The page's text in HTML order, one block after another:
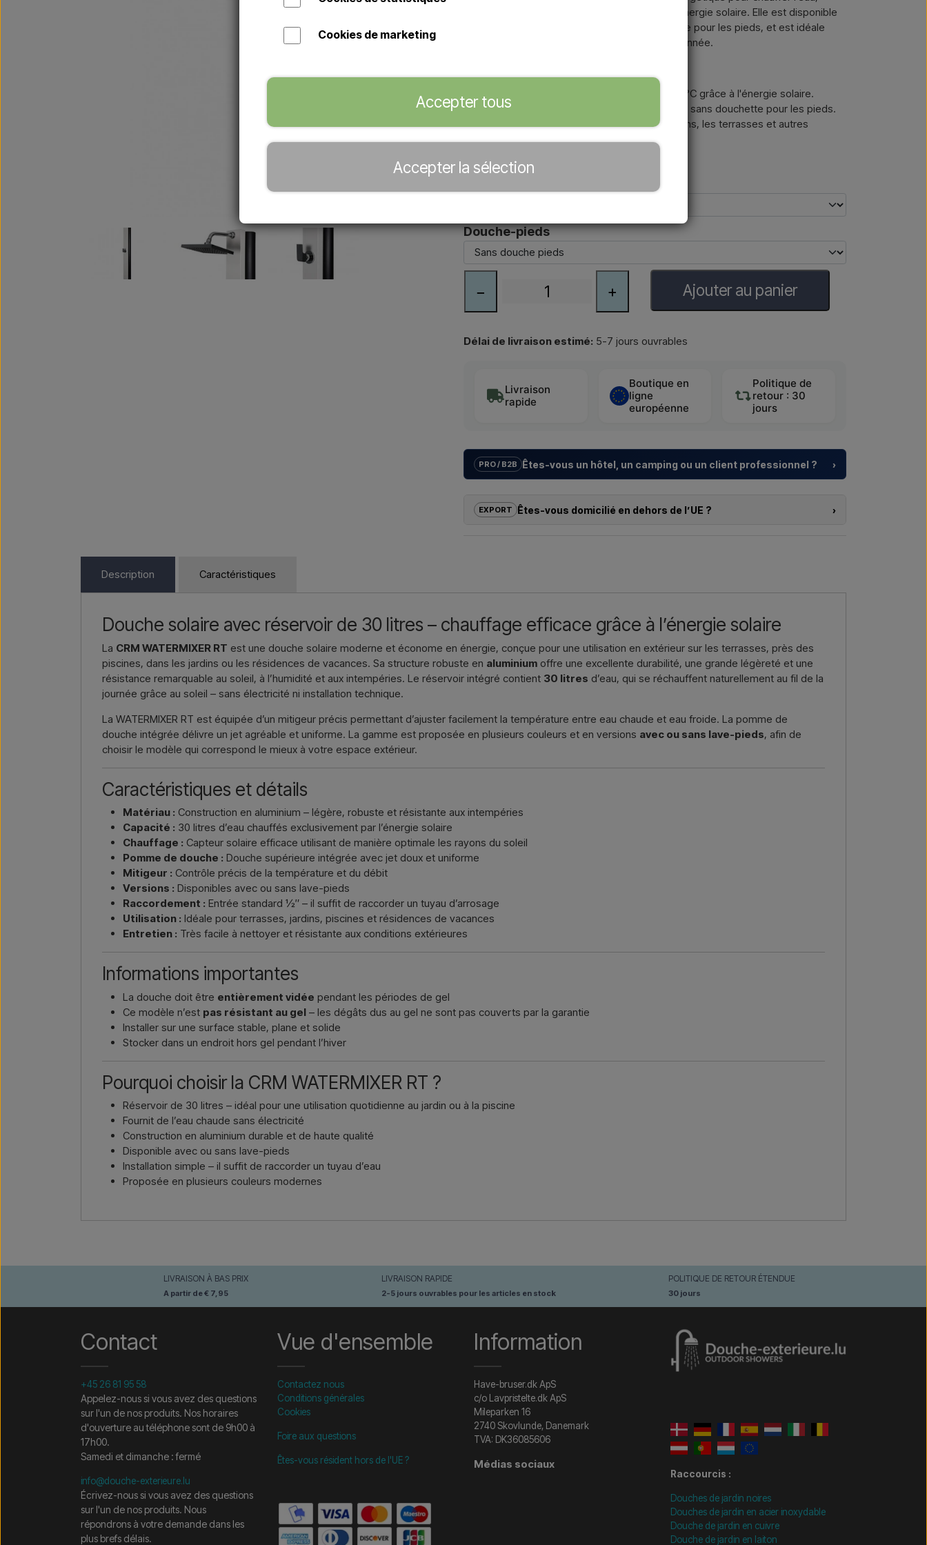
pouvant rapidement atteindre 60 °C grâce à l'énergie solaire. Elle est disponible
en plusieurs couleurs et avec ou sans douchette pour les pieds, et est idéale
pour une utilisation extérieure tout au long de l'année.
Capacité de 30 litres et chauffe jusqu'à 60 °C grâce à l'énergie solaire.
Disponible en plusieurs couleurs et avec ou sans douchette pour les pieds.
Parfaite pour les zones de piscine, les jardins, les terrasses et autres
espaces extérieurs.
Douche-pieds
− + Ajouter au panier
Délai de livraison estimé: 5-7 jours ouvrables
Livraison
rapide
Boutique en
ligne
européenne
Politique de
retour : 30
jours
PRO / B2B Êtes-vous un hôtel, un camping ou un client professionnel ?
›
avec des
la bonne installation.
EXPORT Êtes-vous domicilié en dehors de l’UE ?
›
que les adresses de facturation et de livraison, et vous recevrez une offre.
Nous écrire → Nous appeler →
Description Caractéristiques
Douche solaire avec réservoir de 30 litres – chauffage efficace grâce à l’énergie solaire
La CRM WATERMIXER RT est une douche solaire moderne et économe en énergie, conçue pour une utilisation en extérieur sur les terrasses, près des
piscines, dans les jardins ou les résidences de vacances. Sa structure robuste en aluminium offre une excellente durabilité, une grande légèreté et une
résistance remarquable au soleil, à l’humidité et aux intempéries. Le réservoir intégré contient 30 litres d’eau, qui se réchauffent naturellement au fil de la
journée grâce au soleil – sans électricité ni installation technique.
La WATERMIXER RT est équipée d’un mitigeur précis permettant d’ajuster facilement la température entre eau chaude et eau froide. La pomme de
douche intégrée délivre un jet agréable et uniforme. La gamme est proposée en plusieurs couleurs et en versions avec ou sans lave-pieds, afin de
choisir le modèle qui correspond le mieux à votre espace extérieur.
Caractéristiques et détails
Matériau : Construction en aluminium – légère, robuste et résistante aux intempéries
Capacité : 30 litres d’eau chauffés exclusivement par l’énergie solaire
Chauffage : Capteur solaire efficace utilisant de manière optimale les rayons du soleil
Pomme de douche : Douche supérieure intégrée avec jet doux et uniforme
Mitigeur : Contrôle précis de la température et du débit
Versions : Disponibles avec ou sans lave-pieds
Raccordement : Entrée standard ½″ – il suffit de raccorder un tuyau d’arrosage
Utilisation : Idéale pour terrasses, jardins, piscines et résidences de vacances
Entretien : Très facile à nettoyer et résistante aux conditions extérieures
Informations importantes
La douche doit être entièrement vidée pendant les périodes de gel
Ce modèle n’est pas résistant au gel – les dégâts dus au gel ne sont pas couverts par la garantie
Installer sur une surface stable, plane et solide
Stocker dans un endroit hors gel pendant l’hiver
Pourquoi choisir la CRM WATERMIXER RT ?
Réservoir de 30 litres – idéal pour une utilisation quotidienne au jardin ou à la piscine
Fournit de l’eau chaude sans électricité
Construction en aluminium durable et de haute qualité
Disponible avec ou sans lave-pieds
Installation simple – il suffit de raccorder un tuyau d’eau
Proposée en plusieurs couleurs modernes
LIVRAISON À BAS PRIX
A partir de € 7,95
LIVRAISON RAPIDE
2-5 jours ouvrables pour les articles en stock
POLITIQUE DE RETOUR ÉTENDUE
30 jours
Contact
+45 26 81 95 58
Appelez-nous si vous avez des questions
sur l'un de nos produits. Nos horaires
d'ouverture au téléphone sont de 9h00 à
17h00.
Samedi et dimanche : fermé
info@douche-exterieure.lu
Écrivez-nous si vous avez des questions
sur l'un de nos produits. Nous
répondrons à votre demande dans les
plus brefs délais.
Vue d'ensemble
Contactez nous
Conditions générales
Cookies
Foire aux questions
Êtes-vous résident hors de l'UE ?
Information
Have-bruser.dk ApS
c/o Lavpristelte.dk ApS
Mileparken 16
2740 Skovlunde, Danemark
TVA: DK36085606
Médias sociaux
Raccourcis :
Douches de jardin noires
Douches de jardin en acier inoxydable
Douche de jardin en cuivre
Douche de jardin en laiton
Cookies de marketing
Accepter tous
Accepter la sélection